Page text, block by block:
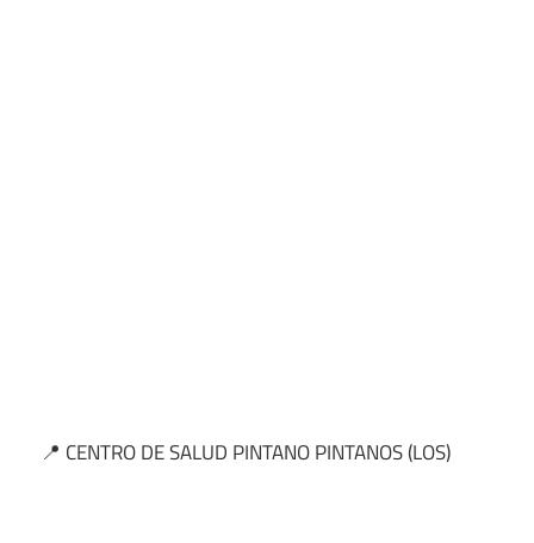
📍 CENTRO DE SALUD PINTANO PINTANOS (LOS)